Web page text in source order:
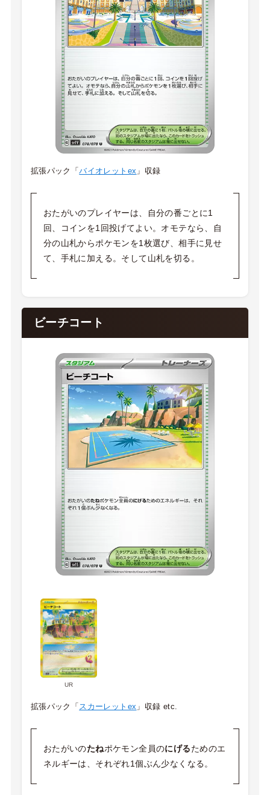
拡張パック「バイオレットex 」収録
おたがいのプレイヤーは、自分の番ごとに1
回、コインを1回投げてよい。オモテなら、自
分の山札からポケモンを1枚選び、相手に見せ
て、手札に加える。そして山札を切る。
ビーチコート
UR
拡張パック「 スカーレットex 」収録 etc.
おたがいのたねポケモン全員のにげるためのエ
ネルギーは、それぞれ1個ぶん少なくなる。